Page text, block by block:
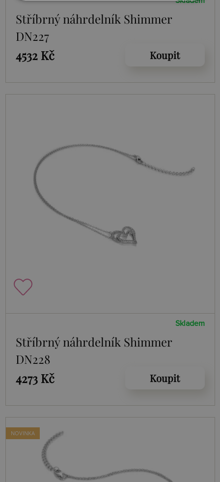
Stříbrný náhrdelník Shimmer
DN227
4532 Kč
Koupit
Skladem
Stříbrný náhrdelník Shimmer
DN228
4273 Kč
Koupit
NOVINKA